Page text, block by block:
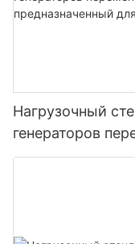
Нагрузочный
генераторов
нагрузкой,